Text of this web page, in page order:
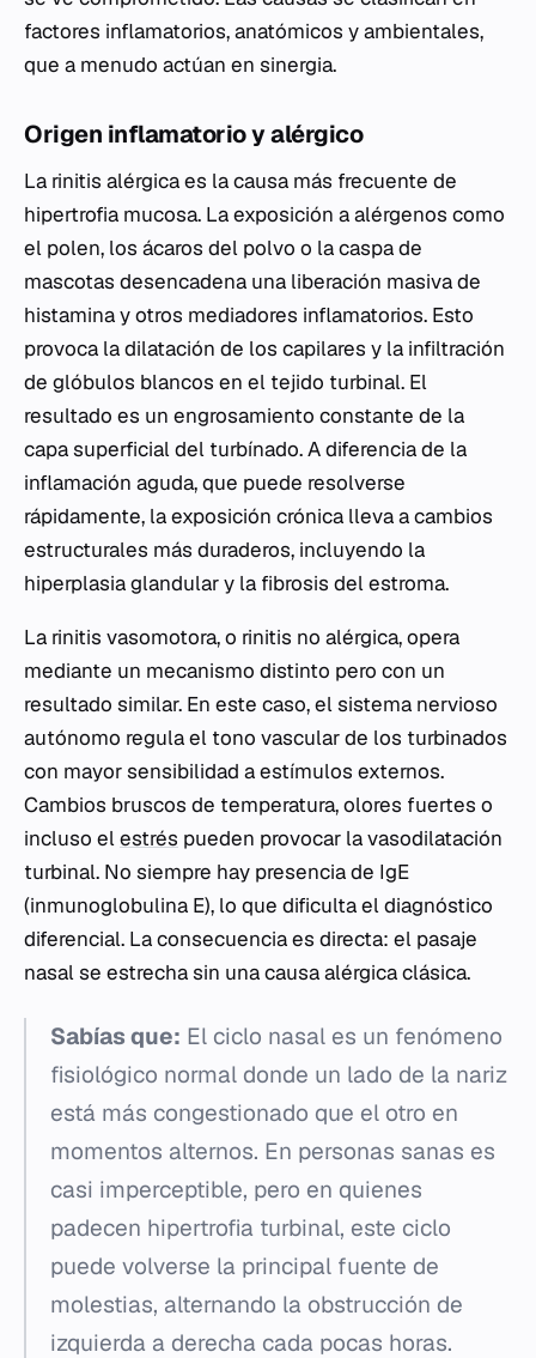
factores inflamatorios, anatómicos y ambientales,
que a menudo actúan en sinergia.
Origen inflamatorio y alérgico
La rinitis alérgica es la causa más frecuente de
hipertrofia mucosa. La exposición a alérgenos como
el polen, los ácaros del polvo o la caspa de
mascotas desencadena una liberación masiva de
histamina y otros mediadores inflamatorios. Esto
provoca la dilatación de los capilares y la infiltración
de glóbulos blancos en el tejido turbinal. El
resultado es un engrosamiento constante de la
capa superficial del turbínado. A diferencia de la
inflamación aguda, que puede resolverse
rápidamente, la exposición crónica lleva a cambios
estructurales más duraderos, incluyendo la
hiperplasia glandular y la fibrosis del estroma.
La rinitis vasomotora, o rinitis no alérgica, opera
mediante un mecanismo distinto pero con un
resultado similar. En este caso, el sistema nervioso
autónomo regula el tono vascular de los turbinados
con mayor sensibilidad a estímulos externos.
Cambios bruscos de temperatura, olores fuertes o
incluso elestrés pueden provocar la vasodilatación
turbinal. No siempre hay presencia de IgE
(inmunoglobulina E), lo que dificulta el diagnóstico
diferencial. La consecuencia es directa: el pasaje
nasal se estrecha sin una causa alérgica clásica.
Sabías que: El ciclo nasal es un fenómeno
fisiológico normal donde un lado de la nariz
está más congestionado que el otro en
momentos alternos. En personas sanas es
casi imperceptible, pero en quienes
padecen hipertrofia turbinal, este ciclo
puede volverse la principal fuente de
molestias, alternando la obstrucción de
izquierda a derecha cada pocas horas.